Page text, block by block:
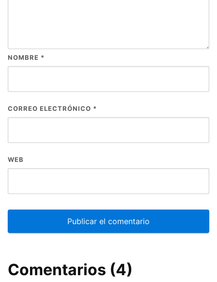
NOMBRE *
CORREO ELECTRÓNICO *
WEB
Comentarios (4)